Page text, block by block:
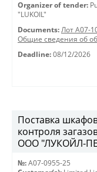
Organizer of tender:
"LUKOIL"
Documents: Лот A07-
Общие сведения об
Deadline: 08/12/2026
Поставка
контроля
ООО "ЛУКОЙЛ-
№: A07-0955-25